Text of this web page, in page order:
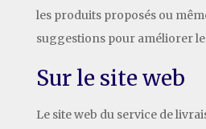
les produits proposés ou
suggestions pour améliorer
Sur le site web
Le site web du service de